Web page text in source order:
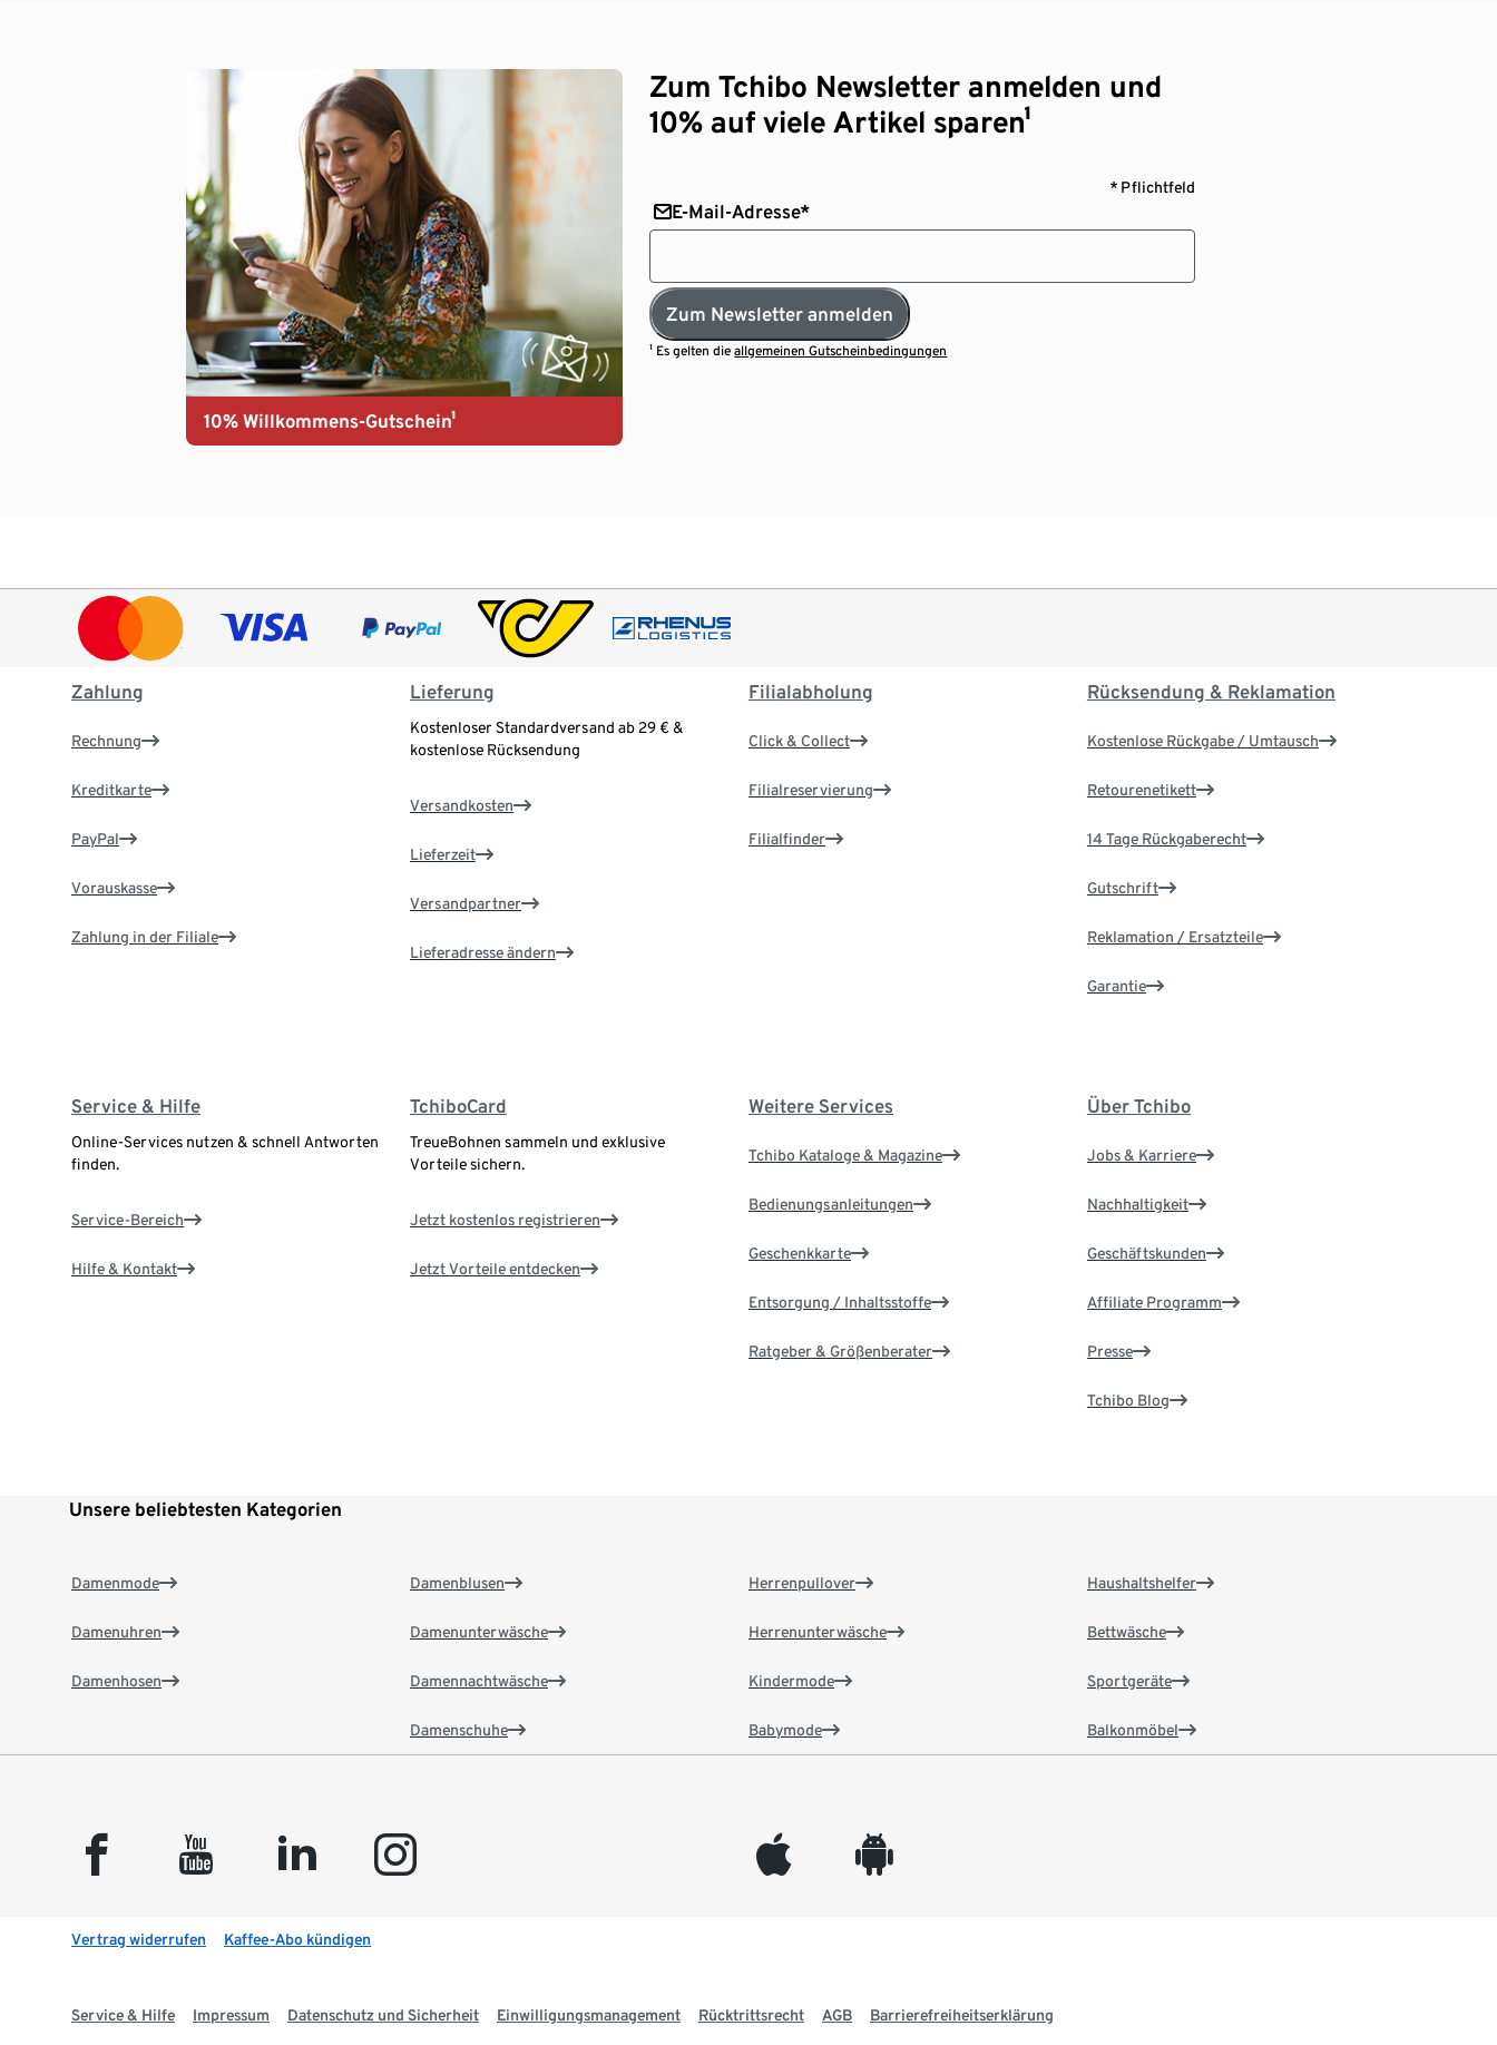
10% Willkommens-Gutschein¹
Zum Tchibo Newsletter anmelden und
10% auf viele Artikel sparen¹
* Pflichtfeld
E-Mail-Adresse*
Zum Newsletter anmelden
¹ Es gelten dieallgemeinen Gutscheinbedingungen
Zahlung
Rechnung
Kreditkarte
PayPal
Vorauskasse
Zahlung in der Filiale
Lieferung
Kostenloser Standardversand ab 29 € &
kostenlose Rücksendung
Versandkosten
Lieferzeit
Versandpartner
Lieferadresse ändern
Filialabholung
Click & Collect
Filialreservierung
Filialfinder
Rücksendung & Reklamation
Kostenlose Rückgabe / Umtausch
Retourenetikett
14 Tage Rückgaberecht
Gutschrift
Reklamation / Ersatzteile
Garantie
Service & Hilfe
Online-Services nutzen & schnell Antworten
finden.
Service-Bereich
Hilfe & Kontakt
TchiboCard
TreueBohnen sammeln und exklusive
Vorteile sichern.
Jetzt kostenlos registrieren
Jetzt Vorteile entdecken
Weitere Services
Tchibo Kataloge & Magazine
Bedienungsanleitungen
Geschenkkarte
Entsorgung / Inhaltsstoffe
Ratgeber & Größenberater
Über Tchibo
Jobs & Karriere
Nachhaltigkeit
Geschäftskunden
Affiliate Programm
Presse
Tchibo Blog
Unsere beliebtesten Kategorien
Damenmode
Damenuhren
Damenhosen
Damenblusen
Damenunterwäsche
Damennachtwäsche
Damenschuhe
Herrenpullover
Herrenunterwäsche
Kindermode
Babymode
Haushaltshelfer
Bettwäsche
Sportgeräte
Balkonmöbel
facebook youtube linkedin instagram appleinc android
Vertrag widerrufen Kaffee-Abo kündigen
Service & Hilfe Impressum Datenschutz und Sicherheit Einwilligungsmanagement Rücktrittsrecht AGB Barrierefreiheitserklärung